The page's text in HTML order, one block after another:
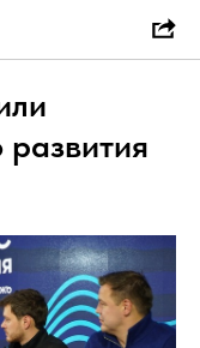
развития